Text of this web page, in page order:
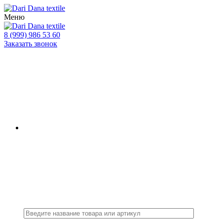
Меню
8 (999) 986 53 60
Заказать звонок